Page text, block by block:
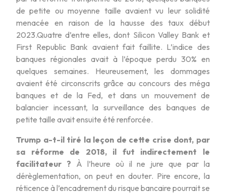
de petite ou moyenne taille avaient vu leur solidité
menacée en raison de la hausse des taux début
2023.Quatre d’entre elles, dont Silicon Valley Bank et
First Republic Bank avaient fait faillite. L’indice des
banques régionales avait à l’époque perdu 30% en
quelques semaines. Heureusement, les dommages
avaient été circonscrits grâce au concours des méga
banques et de la Fed, et dans un mouvement de
balancier incessant, la surveillance des banques de
petite taille avait ensuite été renforcée.
Trump a-t-il tiré la leçon de cette crise dont, par
sa réforme de 2018, il fut indirectement le
facilitateur ? À l’heure où il ne jure que par la
dérèglementation, on peut en douter. Pire encore, la
réticence à l’encadrement du risque bancaire pourrait se